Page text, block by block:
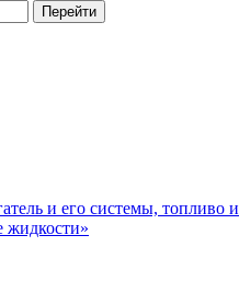
и его системы, топливо и
жидкости»